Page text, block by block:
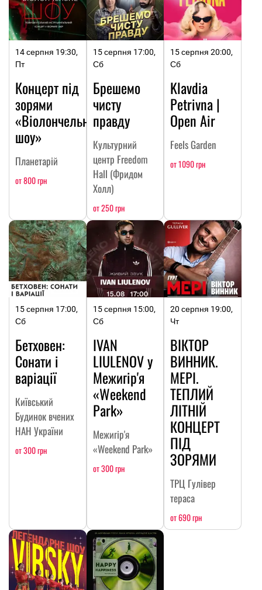
14 серпня 19:30,
Пт
Концерт під
зорями
«Віолончельне
шоу»
Планетарій
от 800 грн
15 серпня 17:00,
Сб
Брешемо
чисту
правду
Культурний
центр Freedom
Hall (Фридом
Холл)
от 250 грн
15 серпня 20:00,
Сб
Klavdia
Petrivna |
Open Air
Feels Garden
от 1090 грн
15 серпня 17:00,
Сб
Бетховен:
Сонати і
варіації
Київський
Будинок вчених
НАН України
от 300 грн
15 серпня 15:00,
Сб
IVAN
LIULENOV у
Межигір'я
«Weekend
Park»
Межигір'я
«Weekend Park»
от 300 грн
20 серпня 19:00,
Чт
ВІКТОР
ВИННИК.
МЕРІ.
ТЕПЛИЙ
ЛІТНІЙ
КОНЦЕРТ
ПІД
ЗОРЯМИ
ТРЦ Гулівер
тераса
от 690 грн